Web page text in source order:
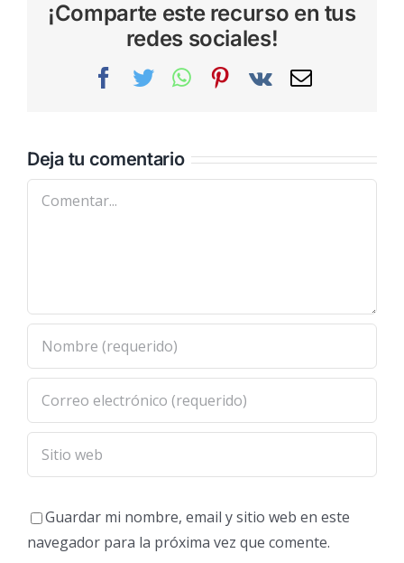
¡Comparte este recurso en tus
redes sociales!
Facebook
TwitterWhatsAppPinterest
Vk
Correo
Deja tu comentario
Comentar
Guardar mi nombre, email y sitio web en este
navegador para la próxima vez que comente.